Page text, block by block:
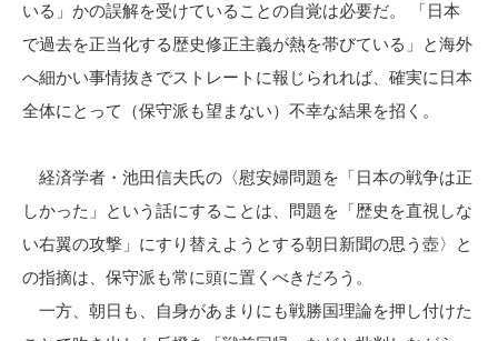
いる」かの誤解を受けていることの自覚は必要だ。 「日本
で過去を正当化する歴史修正主義が熱を帯びている」と海外
へ細かい事情抜きでストレートに報じられれば、確実に日本
全体にとって（保守派も望まない）不幸な結果を招く。
経済学者・池田信夫氏の〈慰安婦問題を「日本の戦争は正
しかった」という話にすることは、問題を「歴史を直視しな
い右翼の攻撃」にすり替えようとする朝日新聞の思う壺〉と
の指摘は、保守派も常に頭に置くべきだろう。
一方、朝日も、自身があまりにも戦勝国理論を押し付けた